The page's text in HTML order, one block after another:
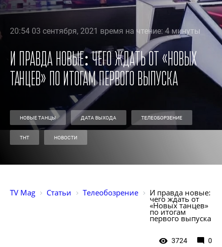
20:54 03 сентября, 2021 время на чтение: 4 минуты
И правда новые: чего ждать от «Новых
танцев» по итогам первого выпуска
НОВЫЕ ТАНЦЫ ДАТА ВЫХОДА ТЕЛЕОБОРЗЕНИЕ
ТНТ НОВОСТИ
TV Mag Статьи Телеобозрение И правда новые:
чего ждать от
«Новых танцев»
по итогам
первого выпуска
3724 0